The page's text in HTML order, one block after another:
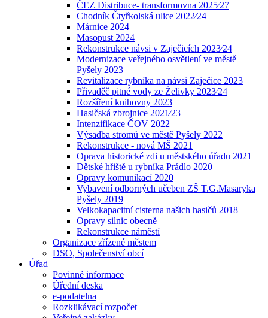
ČEZ Distribuce- transformovna 2025⁄27
Chodník Čtyřkolská ulice 2022⁄24
Márnice 2024
Masopust 2024
Rekonstrukce návsi v Zaječicích 2023⁄24
Modernizace veřejného osvětlení ve městě
Pyšely 2023
Revitalizace rybníka na návsi Zaječice 2023
Přivaděč pitné vody ze Želivky 2023⁄24
Rozšíření knihovny 2023
Hasičská zbrojnice 2021⁄23
Intenzifikace ČOV 2022
Výsadba stromů ve městě Pyšely 2022
Rekonstrukce - nová MŠ 2021
Oprava historické zdi u městského úřadu 2021
Dětské hřiště u rybníka Prádlo 2020
Opravy komunikací 2020
Vybavení odborných učeben ZŠ T.G.Masaryka
Pyšely 2019
Velkokapacitní cisterna našich hasičů 2018
Opravy silnic obecně
Rekonstrukce náměstí
Organizace zřízené městem
DSO, Společenství obcí
Úřad
Povinné informace
Úřední deska
e-podatelna
Rozklikávací rozpočet